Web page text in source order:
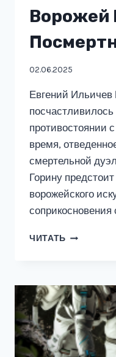
Ворожей
02.06.2025
Евгений Ильичев
противостоянии
время,
смертельной
Горину
ворожейского
ЧИТАТЬ ВОРОЖЕЙ
ВЕСТНИК